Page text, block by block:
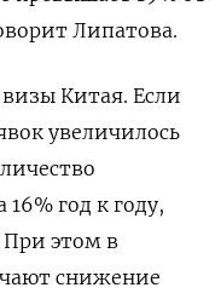
Липатова.
визы Китая. Если
увеличилось
год к году,
При этом в
снижение